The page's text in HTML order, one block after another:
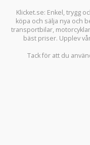
Klicket.se: Enkel, trygg
köpa och sälja nya och
transportbilar, motorcyklar
bäst priser. Upplev
Tack för att du